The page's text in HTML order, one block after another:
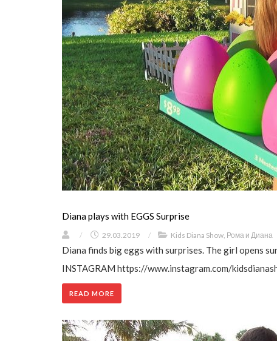
Diana plays with EGGS Surprise
/ 29.03.2019 / Kids Diana Show Рома и Диана
Diana finds big eggs with surprises. The girl opens
INSTAGRAM https://www.instagram.com/
READ MORE